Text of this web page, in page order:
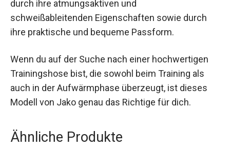
überzeugt durch ihre atmungsaktiven und
schweißableitenden Eigenschaften sowie durch
ihre praktische und bequeme Passform.
Wenn du auf der Suche nach einer hochwertigen
Trainingshose bist, die sowohl beim Training als
auch in der Aufwärmphase überzeugt, ist dieses
Modell von Jako genau das Richtige für dich.
Ähnliche Produkte